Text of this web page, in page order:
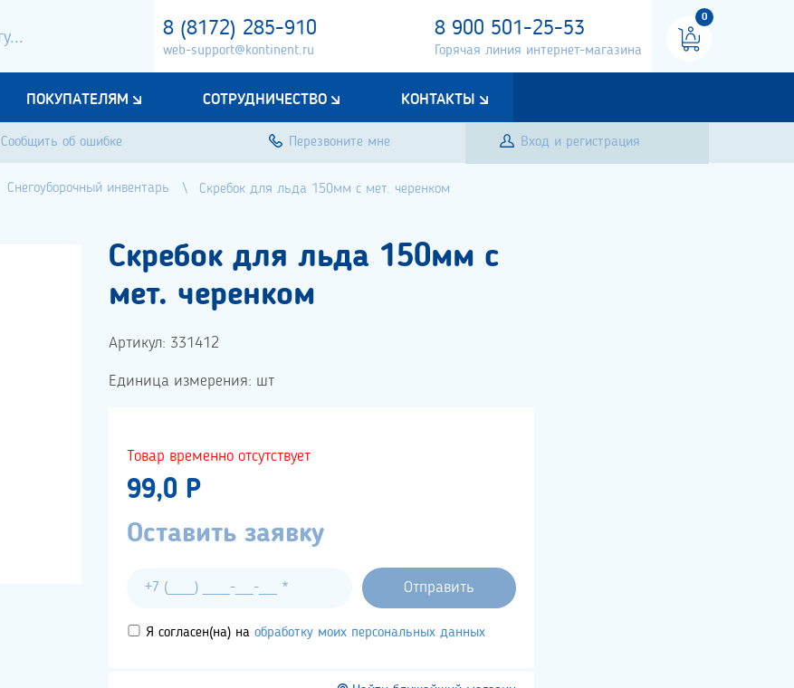
8 (8172) 285-910
web-support@kontinent.ru
8 900 501-25-53
Горячая линия интернет-магазина
0
ПОКУПАТЕЛЯМ СОТРУДНИЧЕСТВО КОНТАКТЫ
Сообщить об ошибке Перезвоните мне Вход и регистрация
Снегоуборочный инвентарь Скребок для льда 150мм с мет. черенком
Скребок для льда 150мм с
мет. черенком
Артикул: 331412
Единица измерения: шт
Товар временно отсутствует
99,0 P
Оставить заявку
Я согласен(на) на обработку моих персональных данных